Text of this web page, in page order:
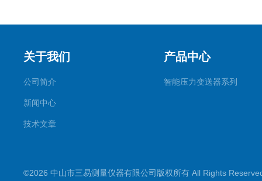
关于我们
公司简介
新闻中心
技术文章
产品中心
智能压力变送器系列
©2026 中山市三易测量仪器有限公司版权所有 All Rights